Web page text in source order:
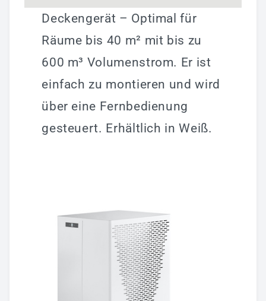
Deckengerät – Optimal für
Räume bis 40 m² mit bis zu
600 m³ Volumenstrom. Er ist
einfach zu montieren und wird
über eine Fernbedienung
gesteuert. Erhältlich in Weiß.